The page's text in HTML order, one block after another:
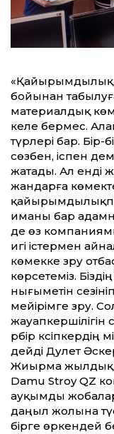
«Қайырымдылық
бойынан табылуға
материалдық
келе бермес.
түрлері бар. Бір-
сөзбен, іспен
жатады. Ал енді
жандарға
иманы бар
де өз
игі істермен
көмекке зәру
көрсетеміз.
нығыметін
мейірімге зәру.
әрбір
дейді Дәулет
Жиырма жылдық
Damu Stroy QZ
ауқымды
даңыл жолына
бірге өркендей